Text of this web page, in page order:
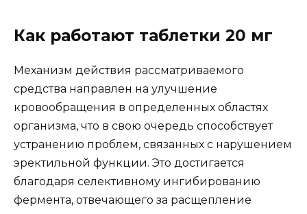
Как работают таблетки 20 мг
Механизм действия рассматриваемого
средства направлен на улучшение
кровообращения в определенных областях
организма, что в свою очередь способствует
устранению проблем, связанных с нарушением
эректильной функции. Это достигается
благодаря селективному ингибированию
фермента, отвечающего за расщепление